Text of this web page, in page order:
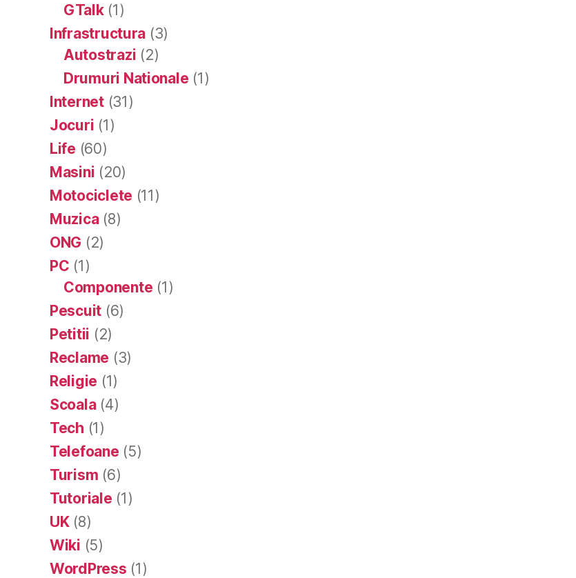
GTalk(1)
Infrastructura (3)
Autostrazi (2)
Drumuri Nationale (1)
Internet(31)
Jocuri (1)
Life (60)
Masini (20)
Motociclete (11)
Muzica(8)
ONG (2)
PC (1)
Componente (1)
Pescuit (6)
Petitii (2)
Reclame (3)
Religie (1)
Scoala(4)
Tech (1)
Telefoane (5)
Turism (6)
Tutoriale (1)
UK(8)
Wiki (5)
WordPress (1)